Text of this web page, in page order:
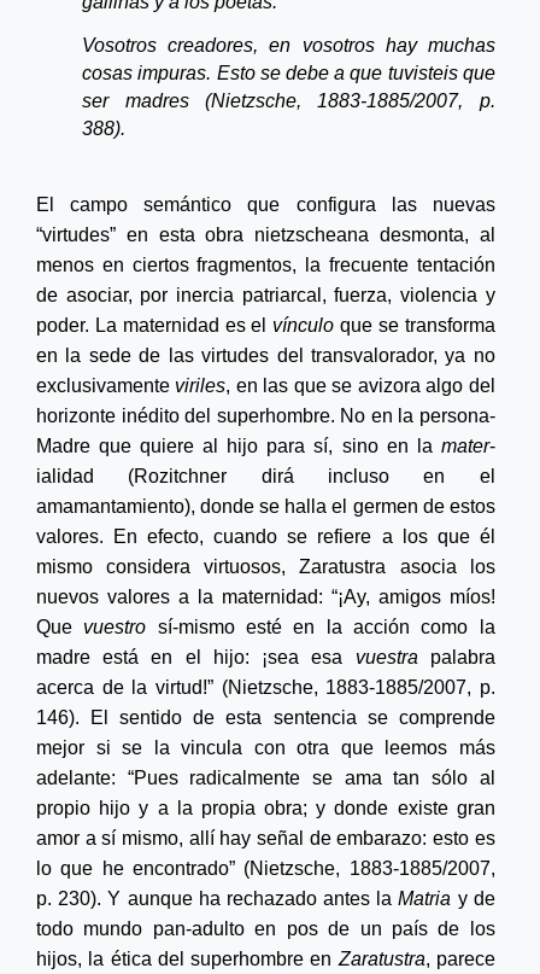
Vosotros creadores, en vosotros hay muchas
cosas impuras. Esto se debe a que tuvisteis que
ser madres (Nietzsche, 1883-1885/2007, p.
388).
El campo semántico que configura las nuevas
“virtudes” en esta obra nietzscheana desmonta, al
menos en ciertos fragmentos, la frecuente tentación
de asociar, por inercia patriarcal, fuerza, violencia y
poder. La maternidad es el vínculo que se transforma
en la sede de las virtudes del transvalorador, ya no
exclusivamente viriles, en las que se avizora algo del
horizonte inédito del superhombre. No en la persona-
Madre que quiere al hijo para sí, sino en la mater-
ialidad (Rozitchner dirá incluso en el
amamantamiento), donde se halla el germen de estos
valores. En efecto, cuando se refiere a los que él
mismo considera virtuosos, Zaratustra asocia los
nuevos valores a la maternidad: “¡Ay, amigos míos!
Que vuestro sí-mismo esté en la acción como la
madre está en el hijo: ¡sea esa vuestra palabra
acerca de la virtud!” (Nietzsche, 1883-1885/2007, p.
146). El sentido de esta sentencia se comprende
mejor si se la vincula con otra que leemos más
adelante: “Pues radicalmente se ama tan sólo al
propio hijo y a la propia obra; y donde existe gran
amor a sí mismo, allí hay señal de embarazo: esto es
lo que he encontrado” (Nietzsche, 1883-1885/2007,
p. 230). Y aunque ha rechazado antes laMatria y de
todo mundo pan-adultoen pos de un país de los
hijos, la ética del superhombre en Zaratustra, parece